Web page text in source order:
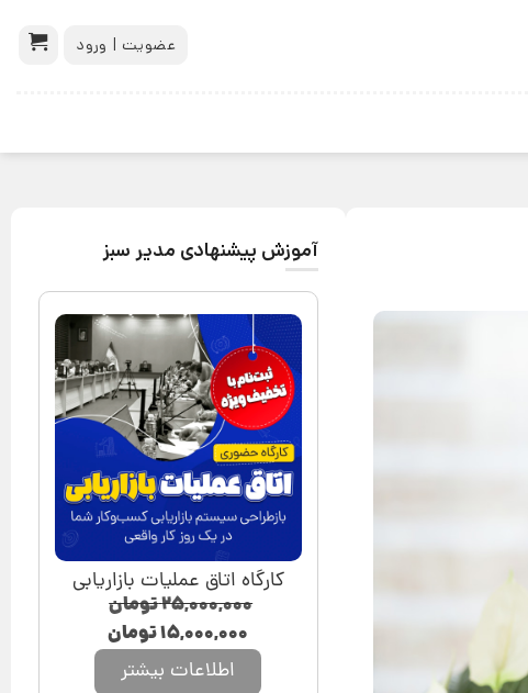
عضویت | ورود
آموزش پیشنهادی مدیر سبز
کارگاه اتاق عملیات بازاریابی
۲۵,۰۰۰,۰۰۰تومان
۱۵,۰۰۰,۰۰۰تومان
اطلاعات بیشتر